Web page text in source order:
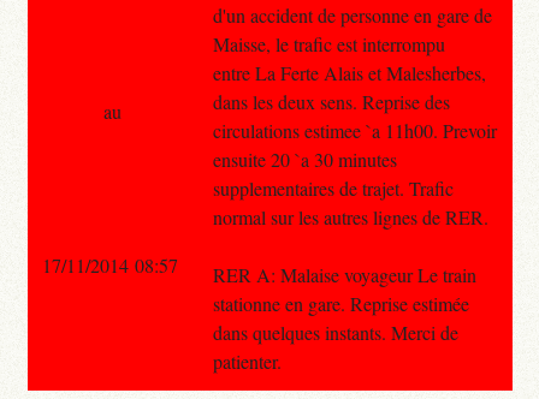
d'un accident de personne en gare de
Maisse, le trafic est interrompu
entre La Ferte Alais et Malesherbes,
dans les deux sens. Reprise des
circulations estimee `a 11h00. Prevoir
ensuite 20 `a 30 minutes
supplementaires de trajet. Trafic
normal sur les autres lignes de RER.
RER A: Malaise voyageur Le train
stationne en gare. Reprise estimée
dans quelques instants. Merci de
patienter.
au
17/11/2014 08:57